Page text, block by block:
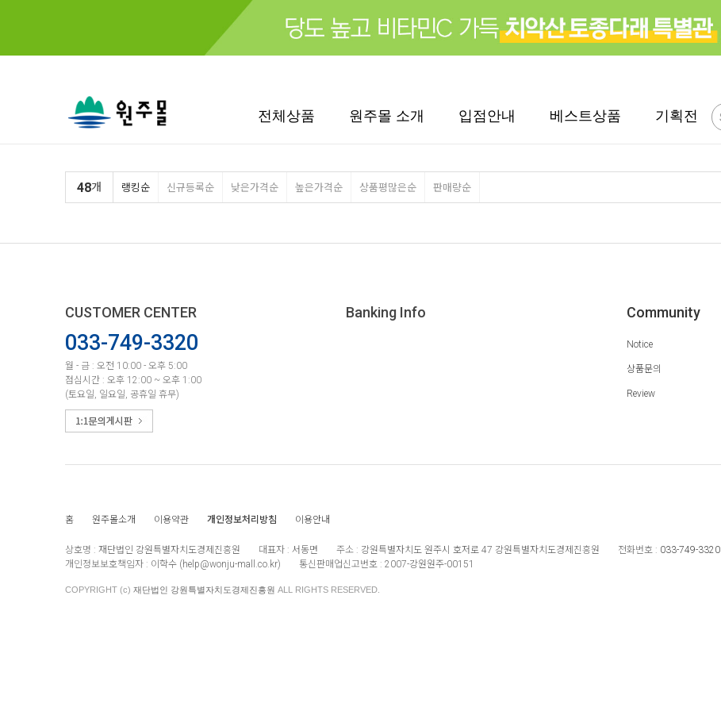
전체상품 원주몰 소개 입점안내 베스트상품 기획전
48개 랭킹순 신규등록순 낮은가격순 높은가격순 상품평많은순 판매량순
CUSTOMER CENTER
033-749-3320
월 - 금 : 오전 10:00 - 오후 5:00
점심시간 : 오후 12:00 ~ 오후 1:00
(토요일, 일요일, 공휴일 휴무)
Banking Info Community
Notice
상품문의
Review
홈 원주몰소개 이용약관 개인정보처리방침 이용안내
상호명 : 재단법인 강원특별자치도경제진흥원 대표자 : 서동면 주소 : 강원특별자치도 원주시 호저로 47 강원특별자치도경제진흥원 전화번호 : 033-749-3320
개인정보보호책임자 : 이학수 (help@wonju-mall.co.kr) 통신판매업신고번호 : 2007-강원원주-00151
COPYRIGHT (c) 재단법인 강원특별자치도경제진흥원 ALL RIGHTS RESERVED.